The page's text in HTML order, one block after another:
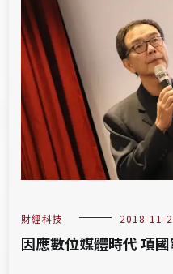
財經科技 2018-11-
因應數位媒體時代 項